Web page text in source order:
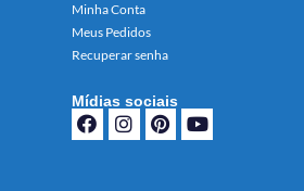
Minha Conta
Meus Pedidos
Recuperar senha
Mídias sociais